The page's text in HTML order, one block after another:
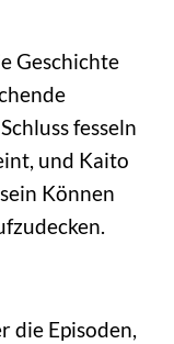
Geschichte
fesseln
und Kaito
Können
die Episoden,